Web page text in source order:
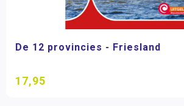
De 12 provincies - Friesland
17,95